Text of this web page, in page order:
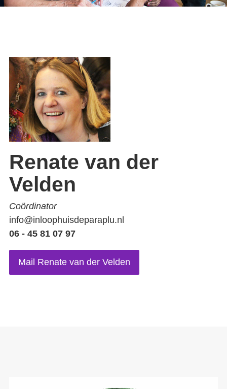
Renate van der
Velden
Coördinator
info@inloophuisdeparaplu.nl
06 - 45 81 07 97
Mail Renate van der Velden